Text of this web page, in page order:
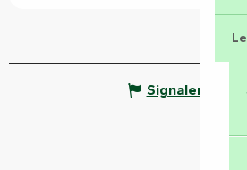
Signaler une